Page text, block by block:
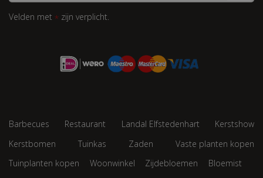
Velden met * zijn verplicht.
Barbecues Restaurant Landal Elfstedenhart
Kerstshow
Kerstbomen
Tuinkas Zaden
Vaste planten kopen
Tuinplanten kopen
Woonwinkel Zijdebloemen Bloemist